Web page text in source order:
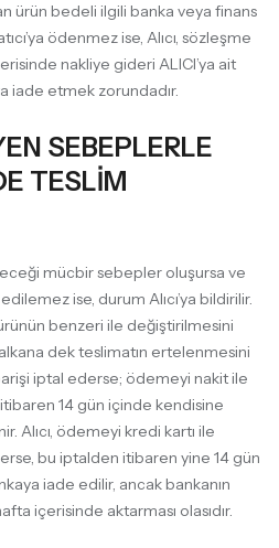
ürün bedeli ilgili banka veya finans
ödenmez ise, Alıcı, sözleşme
nakliye gideri ALICI’ya ait
iade etmek zorundadır.
SEBEPLERLE
TESLİM
mücbir sebepler oluşursa ve
ise, durum Alıcı’ya bildirilir.
benzeri ile değiştirilmesini
dek teslimatın ertelenmesini
iptal ederse; ödemeyi nakit ile
14 gün içinde kendisine
Alıcı, ödemeyi kredi kartı ile
bu iptalden itibaren yine 14 gün
iade edilir, ancak bankanın
içerisinde aktarması olasıdır.